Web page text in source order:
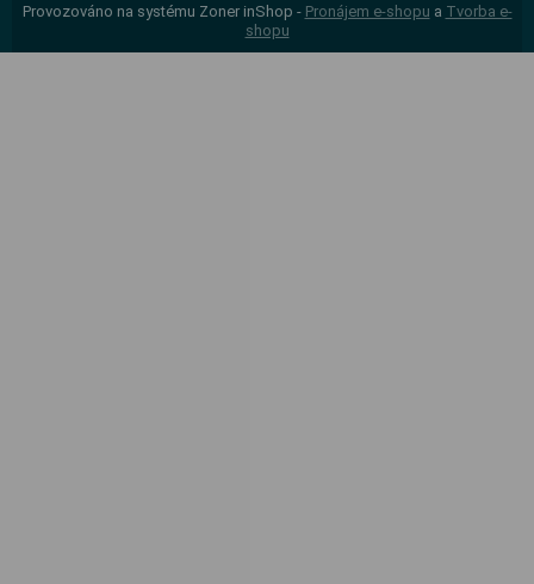
Provozováno na systému Zoner inShop - Pronájem e-shopu a Tvorba e-
shopu